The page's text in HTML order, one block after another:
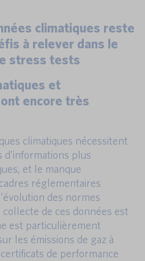
climatiques reste
à relever dans le
stress tests
et
encore très
climatiques nécessitent
plus
et le manque
réglementaires
des normes
de ces données est
est particulièrement
les émissions de gaz à
de performance